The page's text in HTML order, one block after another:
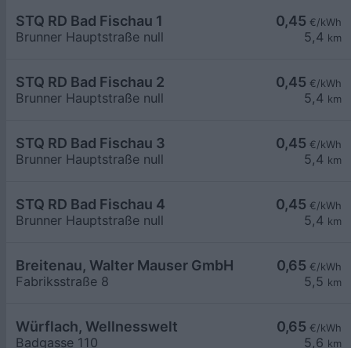
0,45 €/kWh
5,4 km
STQ RD Bad Fischau 1
Brunner Hauptstraße null
0,45 €/kWh
5,4 km
STQ RD Bad Fischau 2
Brunner Hauptstraße null
0,45 €/kWh
5,4 km
STQ RD Bad Fischau 3
Brunner Hauptstraße null
0,45 €/kWh
5,4 km
STQ RD Bad Fischau 4
Brunner Hauptstraße null
0,65 €/kWh
5,5 km
Breitenau, Walter Mauser GmbH
Fabriksstraße 8
0,65 €/kWh
5,6 km
Würflach, Wellnesswelt
Badgasse 110